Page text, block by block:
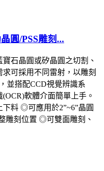
圓/PSS雕刻...
石晶圓或矽晶圓之切割、
可採用不同雷射，以雕刻
並搭配CCD視覺辨識系
軟體介面簡單上手。
料 ◎可應用於2”~6”晶圓
雕刻位置 ◎可雙面雕刻、